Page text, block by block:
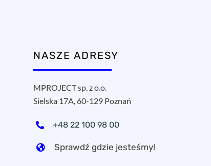
NASZE ADRESY
MPROJECT sp. z o.o.
Sielska 17A, 60-129 Poznań
+48 22 100 98 00
Sprawdź gdzie jesteśmy!